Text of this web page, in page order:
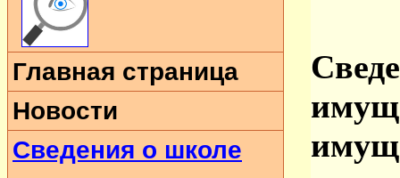
Главная страница
Новости
Сведения о школе